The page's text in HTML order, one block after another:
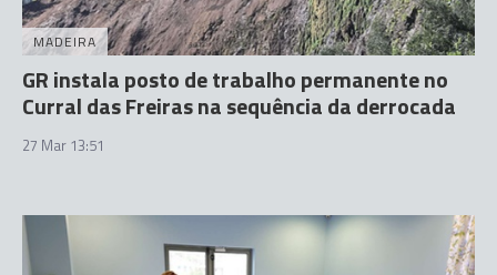
MADEIRA
GR instala posto de trabalho permanente no
Curral das Freiras na sequência da derrocada
27 Mar 13:51